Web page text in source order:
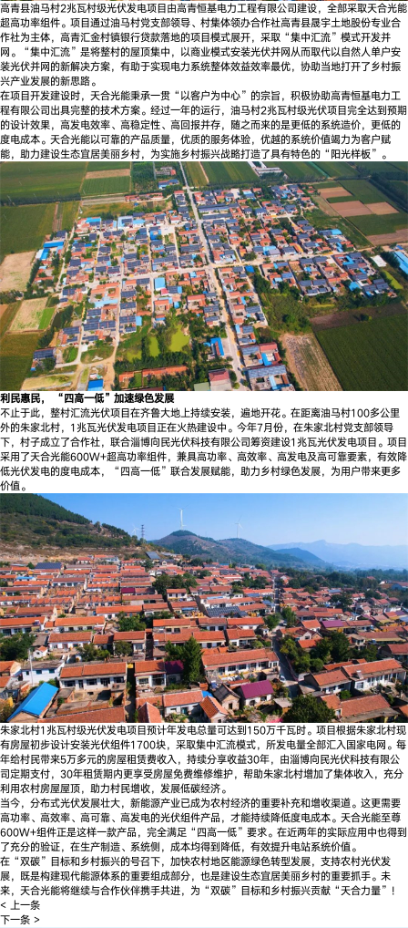
高青县油马村2兆瓦村级光伏发电项目由高青恒基电力工程有限公司建设，全部采取天合光能
超高功率组件。项目通过油马村党支部领导、村集体领办合作社高青县晟宇土地股份专业合
作社为主体，高青汇金村镇银行贷款落地的项目模式展开，采取“集中汇流”模式开发并
网。“集中汇流”是将整村的屋顶集中，以商业模式安装光伏并网从而取代以自然人单户安
装光伏并网的新解决方案，有助于实现电力系统整体效益效率最优，协助当地打开了乡村振
兴产业发展的新思路。
在项目开发建设时，天合光能秉承一贯“以客户为中心”的宗旨，积极协助高青恒基电力工
程有限公司出具完整的技术方案。经过一年的运行，油马村2兆瓦村级光伏项目完全达到预期
的设计效果，高发电效率、高稳定性、高回报并存，随之而来的是更低的系统造价，更低的
度电成本。天合光能以可靠的产品质量，优质的服务体验，优越的系统价值竭力为客户赋
能，助力建设生态宜居美丽乡村，为实施乡村振兴战略打造了具有特色的“阳光样板”。
利民惠民， “四高一低”加速绿色发展
不止于此，整村汇流光伏项目在齐鲁大地上持续安装，遍地开花。在距离油马村100多公里
外的朱家北村，1兆瓦光伏发电项目正在火热建设中。今年7月份，在朱家北村党支部领导
下，村子成立了合作社，联合淄博向民光伏科技有限公司筹资建设1兆瓦光伏发电项目。项目
采用了天合光能600W+超高功率组件，兼具高功率、高效率、高发电及高可靠要素，有效降
低光伏发电的度电成本，“四高一低”联合发展赋能，助力乡村绿色发展，为用户带来更多
价值。
朱家北村1兆瓦村级光伏发电项目预计年发电总量可达到150万千瓦时。项目根据朱家北村现
有房屋初步设计安装光伏组件1700块，采取集中汇流模式，所发电量全部汇入国家电网。每
年给村民带来5万多元的房屋租赁费收入，持续分享收益30年，由淄博向民光伏科技有限公
司定期支付，30年租赁期内更享受房屋免费维修维护，帮助朱家北村增加了集体收入，充分
利用农村房屋屋顶，助力村民增收，发展低碳经济。
当今，分布式光伏发展壮大，新能源产业已成为农村经济的重要补充和增收渠道。这更需要
高功率、高效率、高可靠、高发电的光伏组件产品，才能持续降低度电成本。天合光能至尊
600W+组件正是这样一款产品，完全满足“四高一低”要求。在近两年的实际应用中也得到
了充分的验证，在生产制造、系统侧，成本均得到降低，有效提升电站系统价值。
在“双碳”目标和乡村振兴的号召下，加快农村地区能源绿色转型发展，支持农村光伏发
展，既是构建现代能源体系的重要组成部分，也是建设生态宜居美丽乡村的重要抓手。未
来，天合光能将继续与合作伙伴携手共进，为“双碳”目标和乡村振兴贡献“天合力量”！
< 上一条
下一条 >